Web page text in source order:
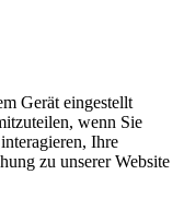
Gerät eingestellt
wenn Sie
Ihre
zu unserer Website